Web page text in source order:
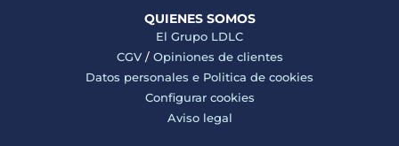
QUIENES SOMOS
El Grupo LDLC
CGV/ Opiniones de clientes
Datos personales e Politica de cookies
Configurar cookies
Aviso legal